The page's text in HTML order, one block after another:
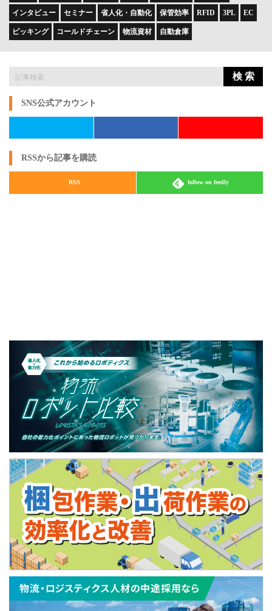
インタビュー セミナー 省人化・自動化 保管効率 RFID 3PL EC
ピッキング コールドチェーン 物流資材 自動倉庫
検 索
SNS公式アカウント
RSSから記事を購読
RSS follow on feedly